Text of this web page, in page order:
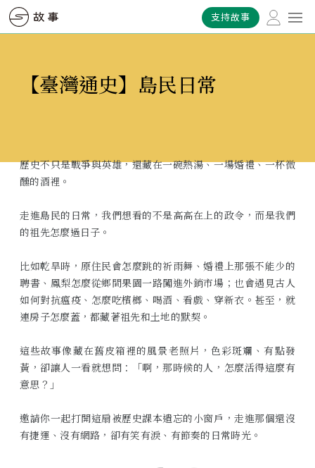
支持故事
【臺灣通史】島民日常
歷史不只是戰爭與英雄，還藏在一碗熱湯、一場婚禮、一杯微
醺的酒裡。
走進島民的日常，我們想看的不是高高在上的政令，而是我們
的祖先怎麼過日子。
比如乾旱時，原住民會怎麼跳的祈雨舞、婚禮上那張不能少的
聘書、鳳梨怎麼從鄉間果園一路闖進外銷市場；也會遇見古人
如何對抗瘟疫、怎麼吃檳榔、喝酒、看戲、穿新衣。甚至，就
連房子怎麼蓋，都藏著祖先和土地的默契。
這些故事像藏在舊皮箱裡的風景老照片，色彩斑斕、有點發
黃，卻讓人一看就想問：「啊，那時候的人，怎麼活得這麼有
意思？」
邀請你一起打開這扇被歷史課本遺忘的小窗戶，走進那個還沒
有捷運、沒有網路，卻有笑有淚、有節奏的日常時光。